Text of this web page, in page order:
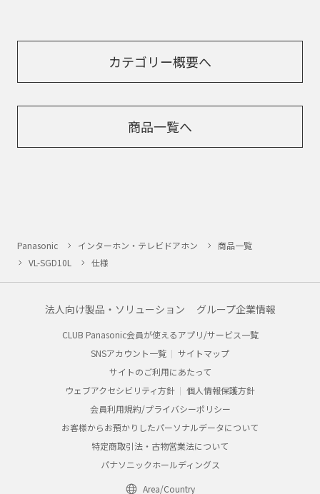
カテゴリー概要へ
商品一覧へ
Panasonic インターホン・テレビドアホン
商品一覧
VL-SGD10L
仕様
法人向け製品・ソリューション グループ企業情報
CLUB Panasonic会員が使えるアプリ/サービス一覧
SNSアカウント一覧
サイトマップ
サイトのご利用にあたって
ウェブアクセシビリティ方針
個人情報保護方針
会員利用規約/プライバシーポリシー
お客様からお預かりしたパーソナルデータについて
特定商取引法・古物営業法について
パナソニックホールディングス
Area/Country